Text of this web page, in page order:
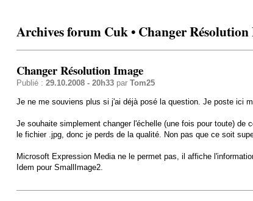
Archives forum Cuk • Changer Résolution
Changer Résolution Image
Publié : 29.10.2008 - 20h33par Tom25
Je ne me souviens plus si j'ai déjà posé la question. Je poste ici
Je souhaite simplement changer l'échelle (une fois pour toute)
le fichier .jpg, donc je perds de la qualité. Non pas que ce soit
Microsoft Expression Media ne le permet pas, il affiche
Idem pour SmallImage2.